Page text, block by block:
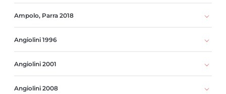
Ampolo, Parra 2018
Angiolini 1996
Angiolini 2001
Angiolini 2008